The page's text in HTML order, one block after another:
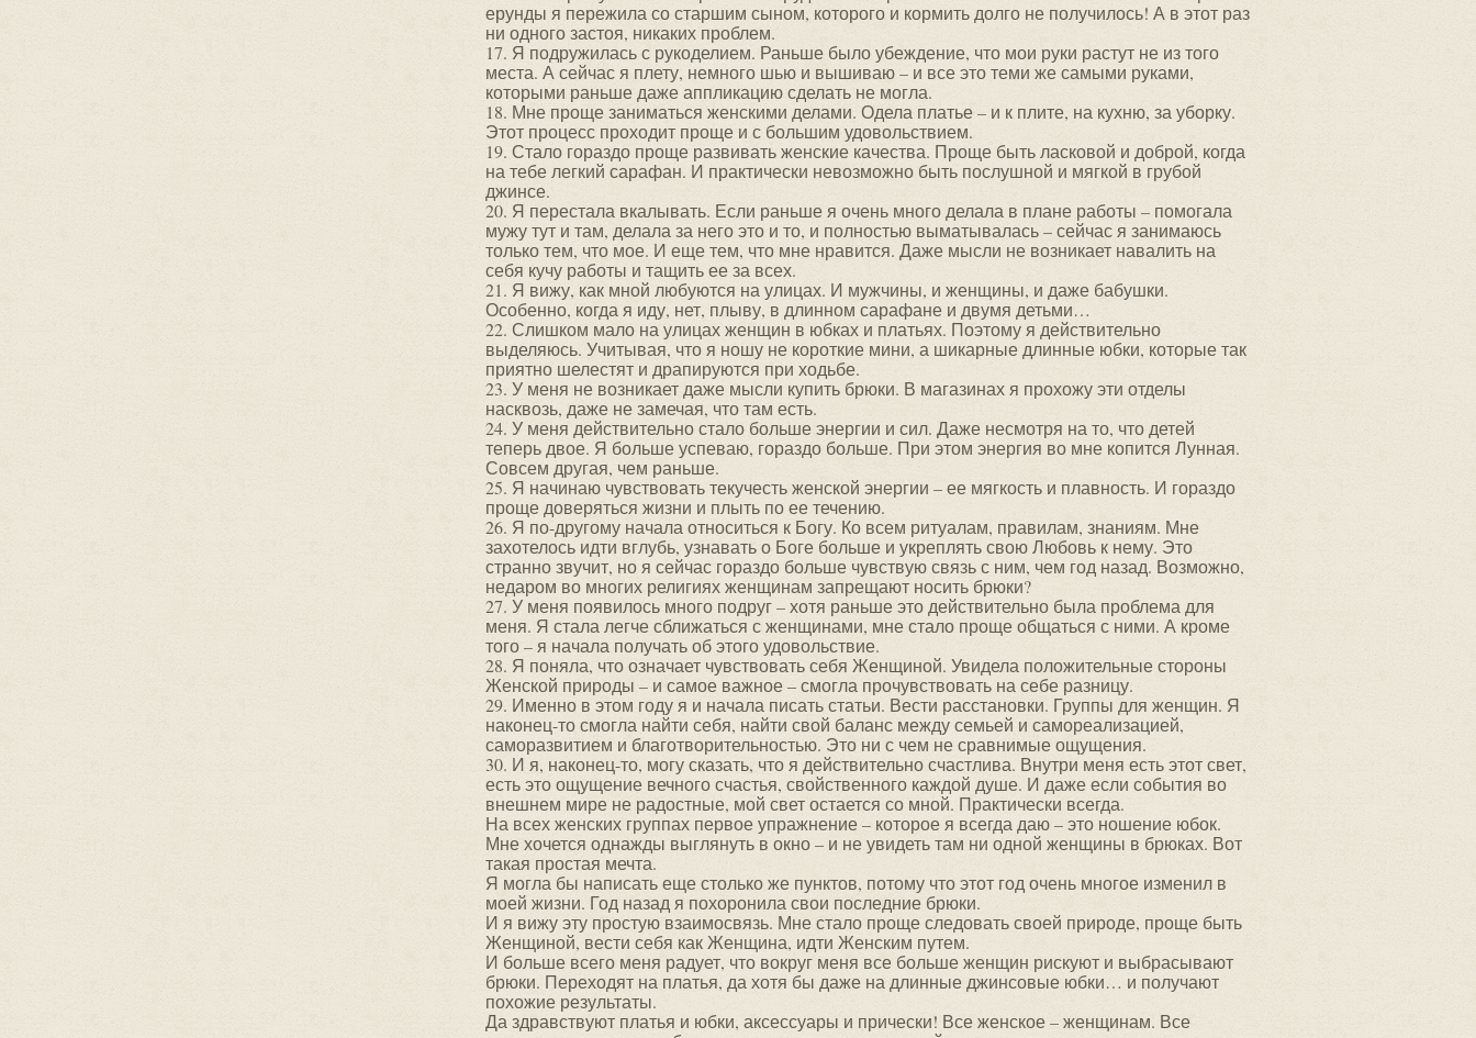
ерунды я пережила со старшим сыном, которого и кормить долго не получилось! А в этот раз
ни одного застоя, никаких проблем.
17. Я подружилась с рукоделием. Раньше было убеждение, что мои руки растут не из того
места. А сейчас я плету, немного шью и вышиваю – и все это теми же самыми руками,
которыми раньше даже аппликацию сделать не могла.
18. Мне проще заниматься женскими делами. Одела платье – и к плите, на кухню, за уборку.
Этот процесс проходит проще и с большим удовольствием.
19. Стало гораздо проще развивать женские качества. Проще быть ласковой и доброй, когда
на тебе легкий сарафан. И практически невозможно быть послушной и мягкой в грубой
джинсе.
20. Я перестала вкалывать. Если раньше я очень много делала в плане работы – помогала
мужу тут и там, делала за него это и то, и полностью выматывалась – сейчас я занимаюсь
только тем, что мое. И еще тем, что мне нравится. Даже мысли не возникает навалить на
себя кучу работы и тащить ее за всех.
21. Я вижу, как мной любуются на улицах. И мужчины, и женщины, и даже бабушки.
Особенно, когда я иду, нет, плыву, в длинном сарафане и двумя детьми…
22. Слишком мало на улицах женщин в юбках и платьях. Поэтому я действительно
выделяюсь. Учитывая, что я ношу не короткие мини, а шикарные длинные юбки, которые так
приятно шелестят и драпируются при ходьбе.
23. У меня не возникает даже мысли купить брюки. В магазинах я прохожу эти отделы
насквозь, даже не замечая, что там есть.
24. У меня действительно стало больше энергии и сил. Даже несмотря на то, что детей
теперь двое. Я больше успеваю, гораздо больше. При этом энергия во мне копится Лунная.
Совсем другая, чем раньше.
25. Я начинаю чувствовать текучесть женской энергии – ее мягкость и плавность. И гораздо
проще доверяться жизни и плыть по ее течению.
26. Я по-другому начала относиться к Богу. Ко всем ритуалам, правилам, знаниям. Мне
захотелось идти вглубь, узнавать о Боге больше и укреплять свою Любовь к нему. Это
странно звучит, но я сейчас гораздо больше чувствую связь с ним, чем год назад. Возможно,
недаром во многих религиях женщинам запрещают носить брюки?
27. У меня появилось много подруг – хотя раньше это действительно была проблема для
меня. Я стала легче сближаться с женщинами, мне стало проще общаться с ними. А кроме
того – я начала получать об этого удовольствие.
28. Я поняла, что означает чувствовать себя Женщиной. Увидела положительные стороны
Женской природы – и самое важное – смогла прочувствовать на себе разницу.
29. Именно в этом году я и начала писать статьи. Вести расстановки. Группы для женщин. Я
наконец-то смогла найти себя, найти свой баланс между семьей и самореализацией,
саморазвитием и благотворительностью. Это ни с чем не сравнимые ощущения.
30. И я, наконец-то, могу сказать, что я действительно счастлива. Внутри меня есть этот свет,
есть это ощущение вечного счастья, свойственного каждой душе. И даже если события во
внешнем мире не радостные, мой свет остается со мной. Практически всегда.
На всех женских группах первое упражнение – которое я всегда даю – это ношение юбок.
Мне хочется однажды выглянуть в окно – и не увидеть там ни одной женщины в брюках. Вот
такая простая мечта.
Я могла бы написать еще столько же пунктов, потому что этот год очень многое изменил в
моей жизни. Год назад я похоронила свои последние брюки.
И я вижу эту простую взаимосвязь. Мне стало проще следовать своей природе, проще быть
Женщиной, вести себя как Женщина, идти Женским путем.
И больше всего меня радует, что вокруг меня все больше женщин рискуют и выбрасывают
брюки. Переходят на платья, да хотя бы даже на длинные джинсовые юбки… и получают
похожие результаты.
Да здравствуют платья и юбки, аксессуары и прически! Все женское – женщинам. Все